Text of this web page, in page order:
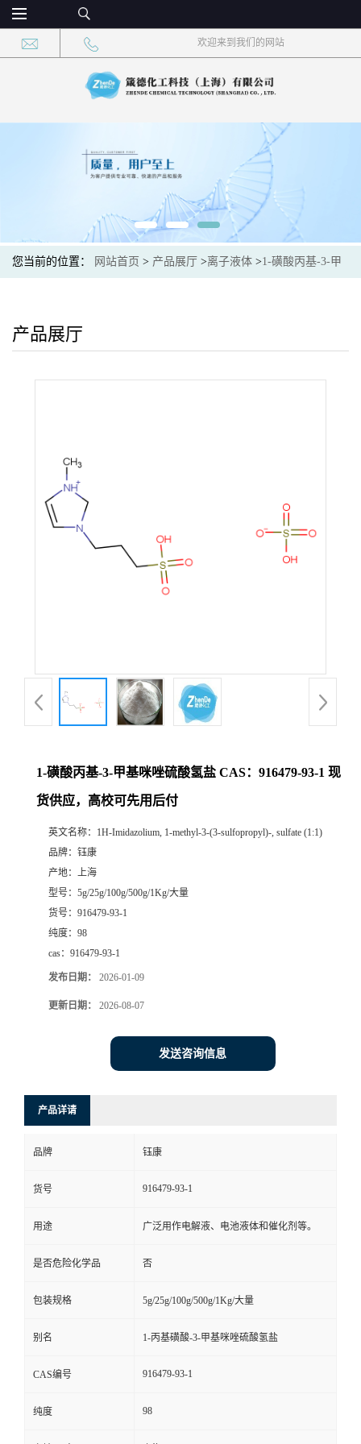
欢迎来到我们的网站
您当前的位置： 网站首页 > 产品展厅 >离子液体 >1-磺酸丙基-3-甲
产品展厅
1-磺酸丙基-3-甲基咪唑硫酸氢盐 CAS：916479-93-1 现
货供应，高校可先用后付
英文名称： 1H-Imidazolium, 1-methyl-3-(3-sulfopropyl)-, sulfate (1:1)
品牌： 钰康
产地： 上海
型号： 5g/25g/100g/500g/1Kg/大量
货号： 916479-93-1
纯度： 98
cas： 916479-93-1
发布日期： 2026-01-09
更新日期： 2026-08-07
发送咨询信息
产品详请
品牌 钰康
货号 916479-93-1
用途 广泛用作电解液、电池液体和催化剂等。
是否危险化学品 否
包装规格 5g/25g/100g/500g/1Kg/大量
别名 1-丙基磺酸-3-甲基咪唑硫酸氢盐
CAS编号 916479-93-1
纯度 98